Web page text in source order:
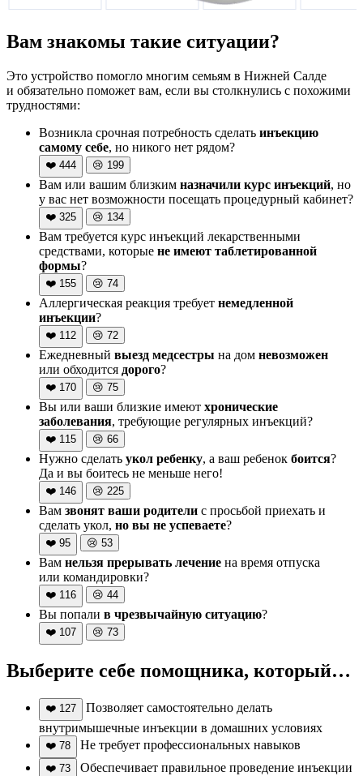
Вам знакомы такие ситуации?
Это устройство помогло многим семьям в Нижней Салде
и обязательно поможет вам, если вы столкнулись с похожими
трудностями:
Возникла срочная потребность сделать инъекцию
самому себе, но никого нет рядом?
❤️ 444 😢 199
Вам или вашим близким назначили курс инъекций, но
у вас нет возможности посещать процедурный кабинет?
❤️ 325 😢 134
Вам требуется курс инъекций лекарственными
средствами, которые не имеют таблетированной
формы?
❤️ 155 😢 74
Аллергическая реакция требует немедленной
инъекции?
❤️ 112 😢 72
Ежедневный выезд медсестры на дом невозможен
или обходится дорого?
❤️ 170 😢 75
Вы или ваши близкие имеют хронические
заболевания, требующие регулярных инъекций?
❤️ 115 😢 66
Нужно сделать укол ребенку, а ваш ребенок боится?
Да и вы боитесь не меньше него!
❤️ 146 😢 225
Вам звонят ваши родители с просьбой приехать и
сделать укол, но вы не успеваете?
❤️ 95 😢 53
Вам нельзя прерывать лечение на время отпуска
или командировки?
❤️ 116 😢 44
Вы попали в чрезвычайную ситуацию?
❤️ 107 😢 73
Выберите себе помощника, который…
❤️ 127
Позволяет самостоятельно делать
внутримышечные инъекции в домашних условиях
❤️ 78 Не требует профессиональных навыков
❤️ 73 Обеспечивает правильное проведение инъекции